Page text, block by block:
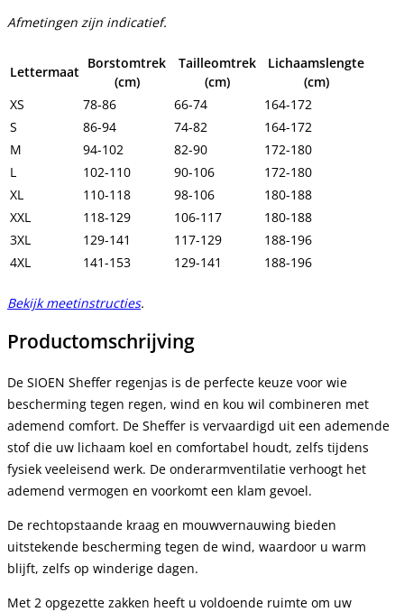
Afmetingen zijn indicatief.
Lettermaat
Borstomtrek
(cm)
Tailleomtrek
(cm)
Lichaamslengte
(cm)
XS
78-86 66-74
164-172
S
86-94 74-82
164-172
M
94-102 82-90
172-180
L
102-110 90-106
172-180
XL
110-118 98-106
180-188
XXL
118-129 106-117
180-188
3XL
129-141 117-129
188-196
4XL
141-153 129-141 188-196
Bekijk meetinstructies.
Productomschrijving
De SIOEN Sheffer regenjas is de perfecte keuze voor wie
bescherming tegen regen, wind en kou wil combineren met
ademend comfort. De Sheffer is vervaardigd uit een ademende
stof die uw lichaam koel en comfortabel houdt, zelfs tijdens
fysiek veeleisend werk. De onderarmventilatie verhoogt het
ademend vermogen en voorkomt een klam gevoel.
De rechtopstaande kraag en mouwvernauwing bieden
uitstekende bescherming tegen de wind, waardoor u warm
blijft, zelfs op winderige dagen.
Met 2 opgezette zakken heeft u voldoende ruimte om uw